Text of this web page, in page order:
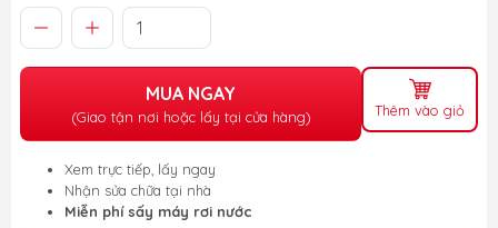
MUA NGAY
(Giao tận nơi hoặc lấy tại cửa hàng) Thêm vào giỏ
Xem trực tiếp, lấy ngay
Nhận sửa chữa tại nhà
Miễn phí sấy máy rơi nước